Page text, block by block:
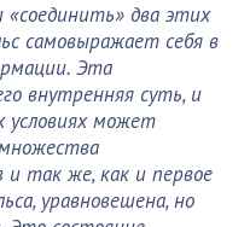
два этих
самовыражает себя в
Эта
внутренняя суть, и
условиях может
и так же, как и первое
уравновешена, но